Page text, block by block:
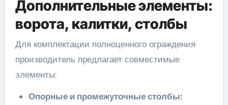
Дополнительные элементы:
ворота, калитки, столбы
Для комплектации полноценного ограждения
производитель предлагает совместимые
элементы:
Опорные и промежуточные столбы: